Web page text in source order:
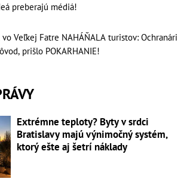
preberajú médiá!
Veľkej Fatre NAHÁŇALA turistov: Ochranári
prišlo POKARHANIE!
Extrémne teploty? Byty v srdci
Bratislavy majú výnimočný systém,
ktorý ešte aj šetrí náklady